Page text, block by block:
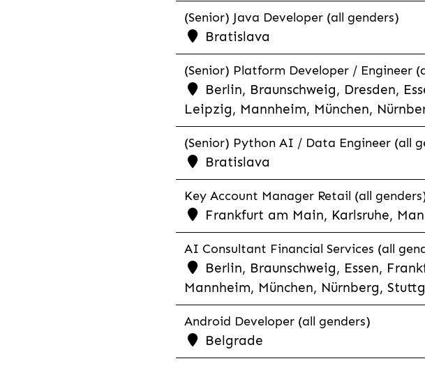
(Senior) Java Developer (all genders)
Bratislava
(Senior) Platform Developer / Engineer
Berlin, Braunschweig, Dresden,
Leipzig, Mannheim, München,
(Senior) Python AI / Data Engineer (all
Bratislava
Key Account Manager Retail (all
Frankfurt am Main, Karlsruhe,
AI Consultant Financial Services (all
Berlin, Braunschweig, Essen,
Mannheim, München, Nürnberg,
Android Developer (all genders)
Belgrade